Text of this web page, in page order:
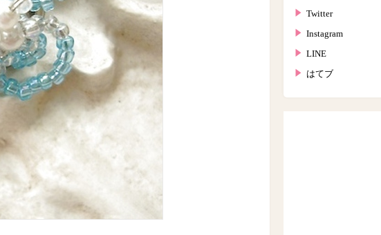
Twitter
Instagram
LINE
はてブ